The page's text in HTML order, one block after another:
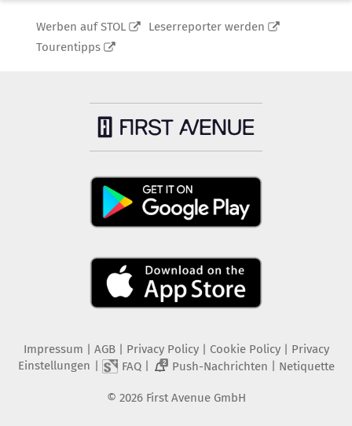
Werben auf STOL
Leserreporter werden
Tourentipps
Impressum | AGB | Privacy Policy| Cookie Policy| Privacy
Einstellungen | FAQ| 2 Push-Nachrichten | Netiquette
© 2026 First Avenue GmbH